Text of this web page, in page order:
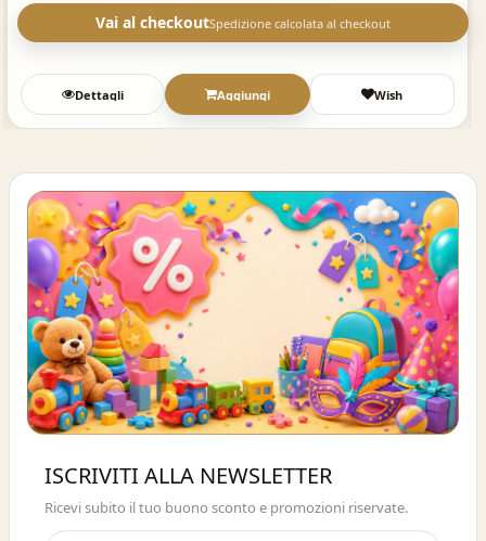
Vai al checkoutSpedizione calcolata al checkout
Dettagli Aggiungi Wish
ISCRIVITI E OTTIENI SUBITO UNO
SCONTO DEL 10%
ISCRIVITI ALLA NEWSLETTER
Ricevi subito il tuo buono sconto e promozioni riservate.